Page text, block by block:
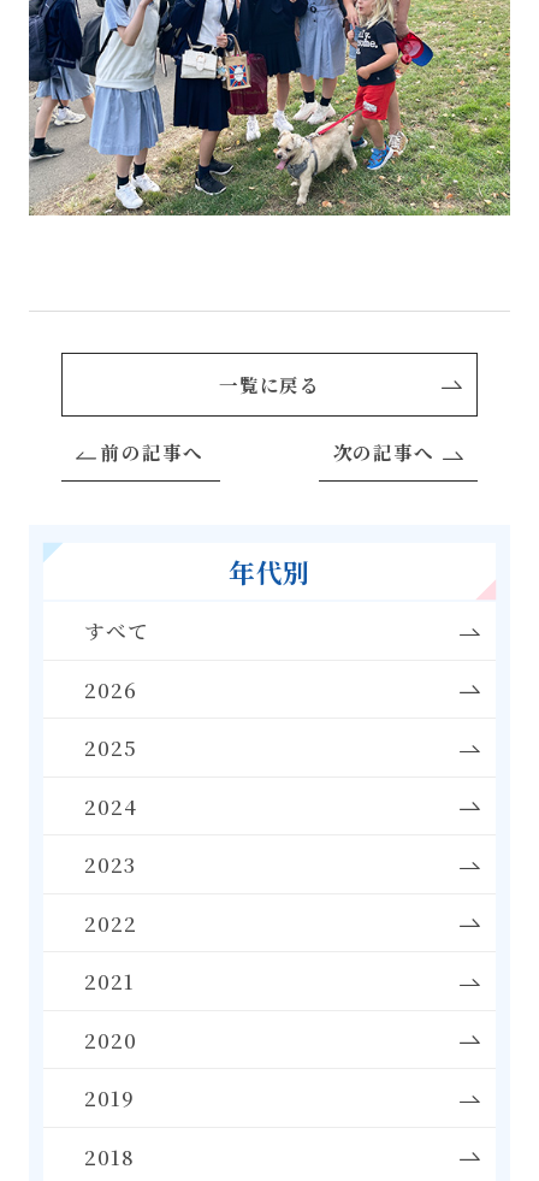
前の記事へ 次の記事へ
一覧に戻る
年代別
すべて
2026
2025
2024
2023
2022
2021
2020
2019
2018